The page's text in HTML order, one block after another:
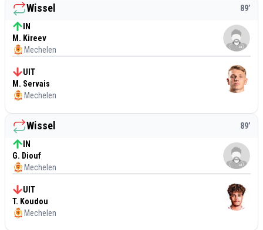
Wissel 89’
IN
M. Kireev
Mechelen
UIT
M. Servais
Mechelen
Wissel 89’
IN
G. Diouf
Mechelen
UIT
T. Koudou
Mechelen